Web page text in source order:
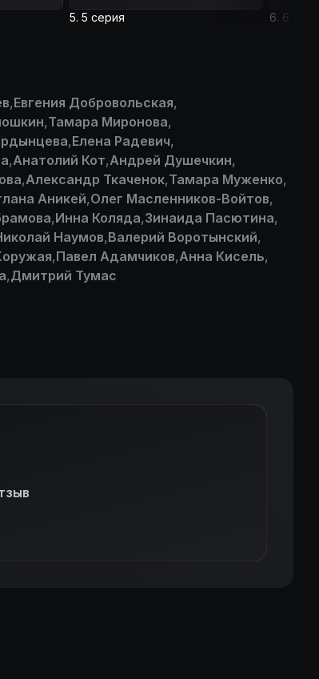
5. 5 серия 6. 6
,Евгения Добровольская,
,Тамара Миронова,
,Елена Радевич,
,Анатолий Кот,Андрей Душечкин,
,Александр Ткаченок,Тамара Муженко,
Аникей,Олег Масленников-Войтов,
,Инна Коляда,Зинаида Пасютина,
Наумов,Валерий Воротынский,
,Павел Адамчиков,Анна Кисель,
,Дмитрий Тумас